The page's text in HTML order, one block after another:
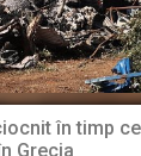
în timp
Grecia